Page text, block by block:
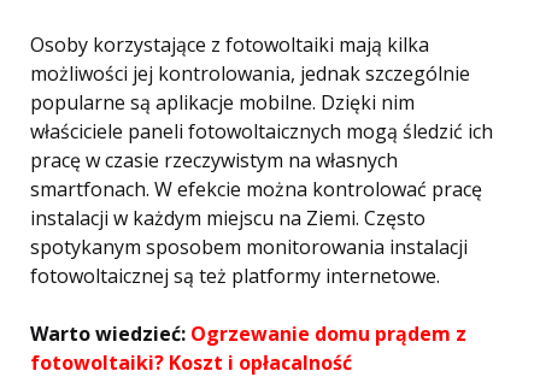
Osoby korzystające z fotowoltaiki mają kilka
możliwości jej kontrolowania, jednak szczególnie
popularne są aplikacje mobilne. Dzięki nim
właściciele paneli fotowoltaicznych mogą śledzić ich
pracę w czasie rzeczywistym na własnych
smartfonach. W efekcie można kontrolować pracę
instalacji w każdym miejscu na Ziemi. Często
spotykanym sposobem monitorowania instalacji
fotowoltaicznej są też platformy internetowe.
Warto wiedzieć: Ogrzewanie domu prądem z
fotowoltaiki? Koszt i opłacalność